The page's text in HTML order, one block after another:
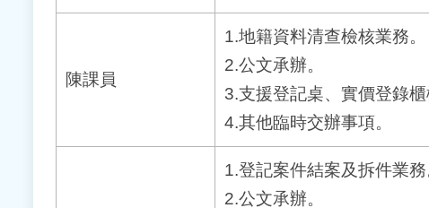
陳課員
1.地籍資料清查檢核業務。
2.公文承辦。
3.支援登記桌、實價登錄櫃
4.其他臨時交辦事項。
1.登記案件結案及拆件業務
2.公文承辦。